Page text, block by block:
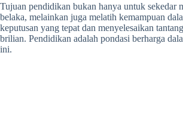
Tujuan pendidikan bukan hanya untuk sekedar
belaka, melainkan juga melatih kemampuan
keputusan yang tepat dan menyelesaikan
brilian. Pendidikan adalah pondasi berharga
ini.